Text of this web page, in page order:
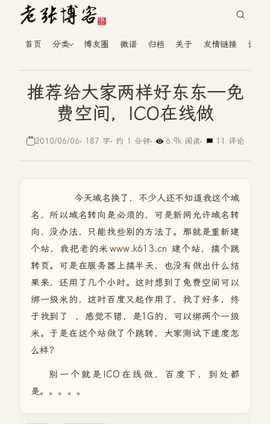
首页 分类 博友圈 微语 归档 关于 友情链接 读者
推荐给大家两样好东东—免
费空间，ICO在线做
2010/06/06 187 字 约 1 分钟 6.9k 阅读 11 评论
今天域名换了，不少人还不知道我这个域
名，所以域名转向是必须的，可是新网允许域名转
向，没办法，只能找些别的方法了。那就是重新建
个站，我把老的米www.k613.cn 建个站，搞个跳
转页。可是在服务器上搞半天，也没有做出什么结
果来，还用了几个小时。这时想到了免费空间可以
绑一级米的，这时百度又起作用了，找了好多，终
于找到了 ，感觉不错，是1G的，可以绑两个一级
米。于是在这个站做了个跳转，大家测试下速度怎
么样？
别一个就是ICO在线做，百度下，到处都
是。。。。。